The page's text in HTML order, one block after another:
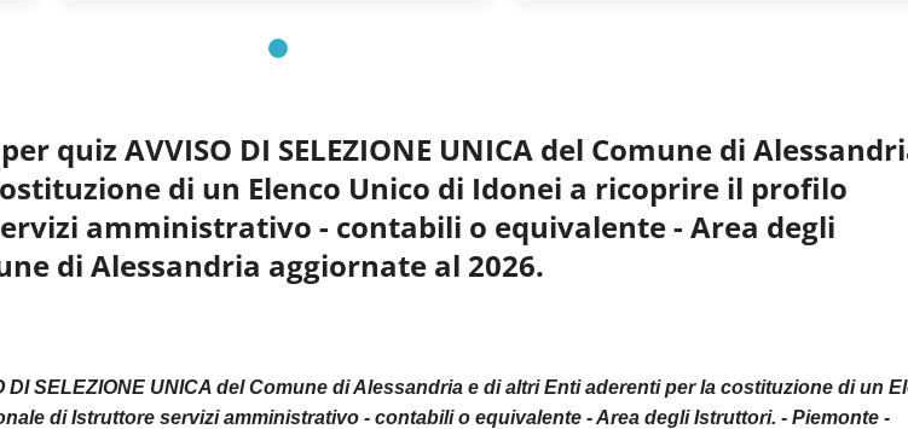
quiz AVVISO DI SELEZIONE UNICA del Comune di
di un Elenco Unico di Idonei a ricoprire il profilo
amministrativo - contabili o equivalente - Area degli
di Alessandria aggiornate al 2026.
DI SELEZIONE UNICA del Comune di Alessandria e di altri Enti aderenti per la costituzione di un
di Istruttore servizi amministrativo - contabili o equivalente - Area degli Istruttori. - Piemonte -